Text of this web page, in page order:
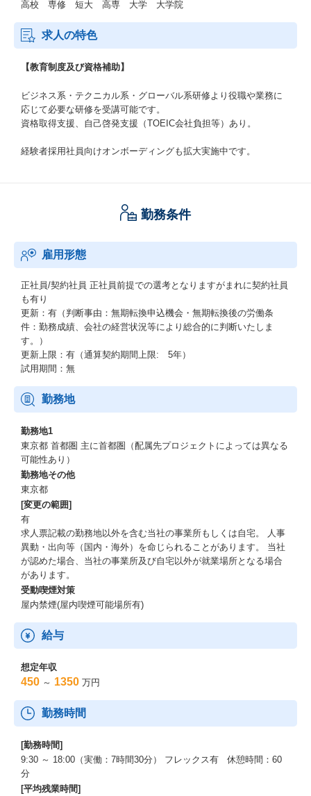
高校 専修 短大 高専 大学 大学院
求人の特色
【教育制度及び資格補助】
ビジネス系・テクニカル系・グローバル系研修より役職や業務に
応じて必要な研修を受講可能です。
資格取得支援、自己啓発支援（TOEIC会社負担等）あり。
経験者採用社員向けオンボーディングも拡大実施中です。
勤務条件
雇用形態
正社員/契約社員 正社員前提での選考となりますがまれに契約社員
も有り
更新：有（判断事由：無期転換申込機会・無期転換後の労働条
件：勤務成績、会社の経営状況等により総合的に判断いたしま
す。）
更新上限：有（通算契約期間上限: 5年）
試用期間：無
勤務地
勤務地1
東京都 首都圏 主に首都圏（配属先プロジェクトによっては異なる
可能性あり）
勤務地その他
東京都
[変更の範囲]
有
求人票記載の勤務地以外を含む当社の事業所もしくは自宅。 人事
異動・出向等（国内・海外）を命じられることがあります。 当社
が認めた場合、当社の事業所及び自宅以外が就業場所となる場合
があります。
受動喫煙対策
屋内禁煙(屋内喫煙可能場所有)
給与
想定年収
450 ～ 1350 万円
勤務時間
[勤務時間]
9:30 ～ 18:00（実働：7時間30分） フレックス有 休憩時間：60
分
[平均残業時間]